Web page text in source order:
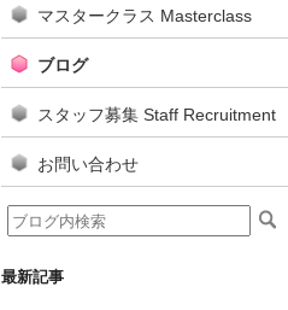
マスタークラス Masterclass
ブログ
スタッフ募集 Staff Recruitment
お問い合わせ
最新記事